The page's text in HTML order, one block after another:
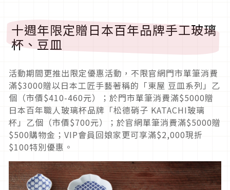
十週年限定贈日本百年品牌手工玻璃
杯、豆皿
活動期間更推出限定優惠活動，不限官網門市單筆消費
滿$3000贈以日本工匠手藝著稱的「東屋 豆皿系列」乙
個（市價$410-460元）；於門市單筆消費滿$5000贈
日本百年職人玻璃杯品牌「松德硝子 KATACHI玻璃
杯」乙個（市價$700元）；於官網單筆消費滿$5000贈
$500購物金；VIP會員回娘家更可享滿$2,000現折
$100特別優惠。